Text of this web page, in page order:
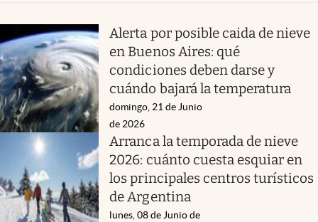
Alerta por posible caida de nieve
en Buenos Aires: qué
condiciones deben darse y
cuándo bajará la temperatura
domingo, 21 de Junio
de 2026
Arranca la temporada de nieve
2026: cuánto cuesta esquiar en
los principales centros turísticos
de Argentina
lunes, 08 de Junio de